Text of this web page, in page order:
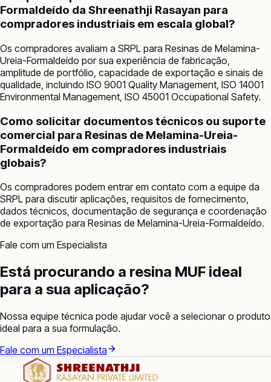
Formaldeído da Shreenathji Rasayan para
compradores industriais em escala global?
Os compradores avaliam a SRPL para Resinas de Melamina-
Ureia-Formaldeído por sua experiência de fabricação,
amplitude de portfólio, capacidade de exportação e sinais de
qualidade, incluindo ISO 9001 Quality Management, ISO 14001
Environmental Management, ISO 45001 Occupational Safety.
Como solicitar documentos técnicos ou suporte
comercial para Resinas de Melamina-Ureia-
Formaldeído em compradores industriais
globais?
Os compradores podem entrar em contato com a equipe da
SRPL para discutir aplicações, requisitos de fornecimento,
dados técnicos, documentação de segurança e coordenação
de exportação para Resinas de Melamina-Ureia-Formaldeído.
Fale com um Especialista
Está procurando a resina MUF ideal
para a sua aplicação?
Nossa equipe técnica pode ajudar você a selecionar o produto
ideal para a sua formulação.
Fale com um Especialista